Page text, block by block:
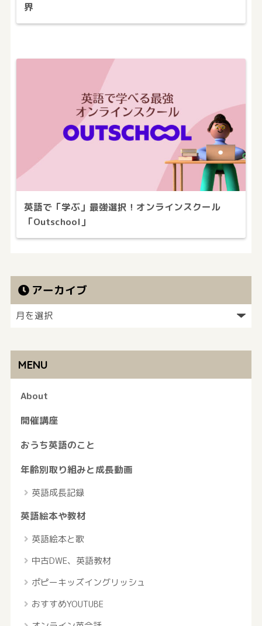
界
英語で「学ぶ」最強選択！オンラインスクール
「Outschool」
アーカイブ
MENU
About
開催講座
おうち英語のこと
年齢別取り組みと成長動画
英語成長記録
英語絵本や教材
英語絵本と歌
中古DWE、英語教材
ポピーキッズイングリッシュ
おすすめYOUTUBE